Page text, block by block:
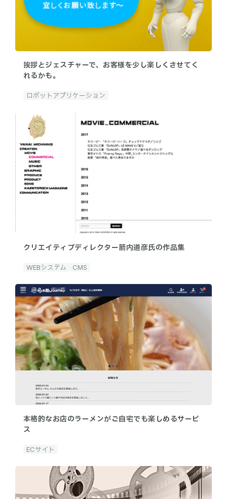
挨拶とジェスチャーで、お客様を少し楽しくさせてく
れるかも。
ロボットアプリケーション
クリエイティブディレクター箭内道彦氏の作品集
WEBシステム CMS
本格的なお店のラーメンがご自宅でも楽しめるサービ
ス
ECサイト